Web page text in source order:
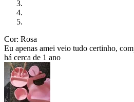
Cor: Rosa
Eu apenas amei veio tudo certinho,
há cerca de 1 ano